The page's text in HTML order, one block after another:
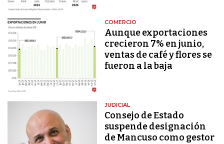
COMERCIO
Aunque exportaciones
crecieron 7% en junio,
ventas de café y flores se
fueron a la baja
JUDICIAL
Consejo de Estado
suspende designación
de Mancuso como gestor